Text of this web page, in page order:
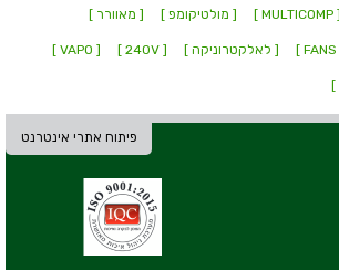
[ MULTICOMP ] [ מולטיקומפ ] [ מאוורר ]
[ לאלקטרוניקה ] [ 240V ]
[ VAPO ]
פיתוח אתרי אינטרנט